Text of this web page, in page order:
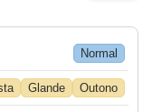
Normal
Glande Outono